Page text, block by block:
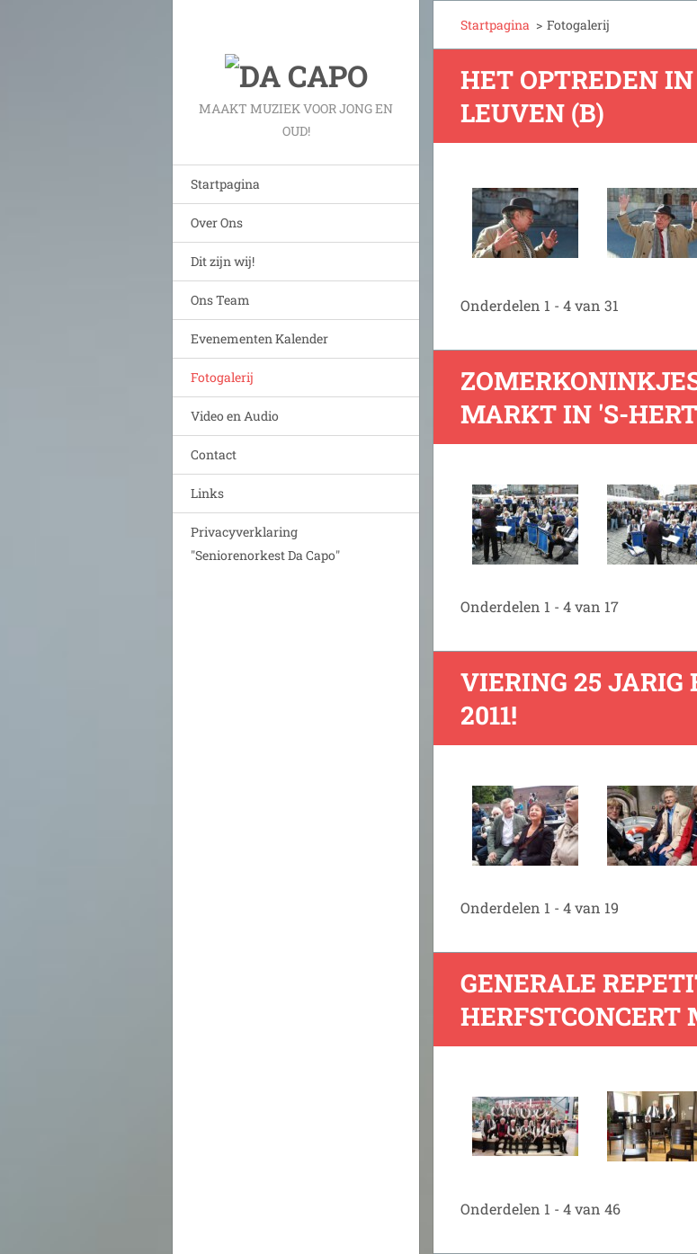
MAAKT MUZIEK VOOR JONG EN
OUD!
Startpagina
Over Ons
Dit zijn wij!
Ons Team
Evenementen Kalender
Fotogalerij
Video en Audio
Contact
Links
Privacyverklaring
"Seniorenorkest Da Capo"
Startpagina > Fotogalerij
HET OPTREDEN
LEUVEN (B)
Onderdelen 1 - 4 van 31
MARKT IN 'S-
Onderdelen 1 - 4 van 17
VIERING 25 JARIG
2011!
Onderdelen 1 - 4 van 19
GENERALE
HERFSTCONCERT
Onderdelen 1 - 4 van 46